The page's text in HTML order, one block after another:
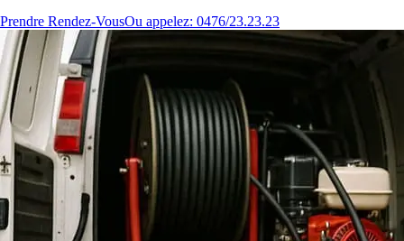
Prendre Rendez-VousOu appelez: 0476/23.23.23